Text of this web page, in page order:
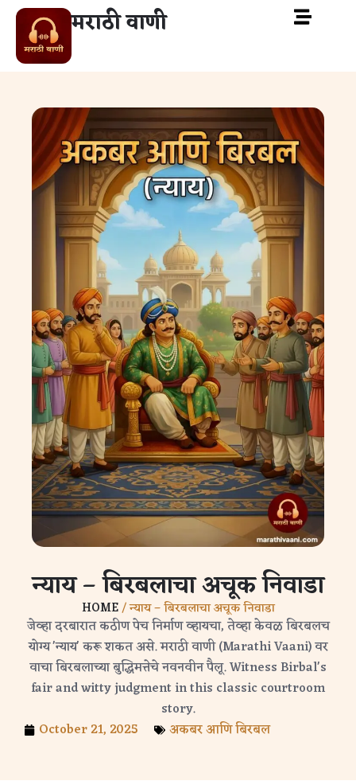
मराठी वाणी
न्याय – बिरबलाचा अचूक निवाडा
HOME/ न्याय – बिरबलाचा अचूक निवाडा
जेव्हा दरबारात कठीण पेच निर्माण व्हायचा, तेव्हा केवळ बिरबलच
योग्य 'न्याय' करू शकत असे. मराठी वाणी (Marathi Vaani) वर
वाचा बिरबलाच्या बुद्धिमत्तेचे नवनवीन पैलू. Witness Birbal's
fair and witty judgment in this classic courtroom
story.
October 21, 2025
अकबर आणि बिरबल